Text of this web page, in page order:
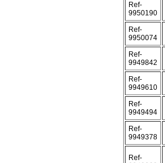
Ref-
9950190
Ref-
9950074
Ref-
9949842
Ref-
9949610
Ref-
9949494
Ref-
9949378
Ref-